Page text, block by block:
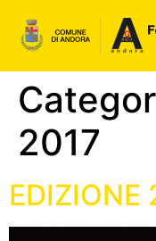
2017
EDIZIONE